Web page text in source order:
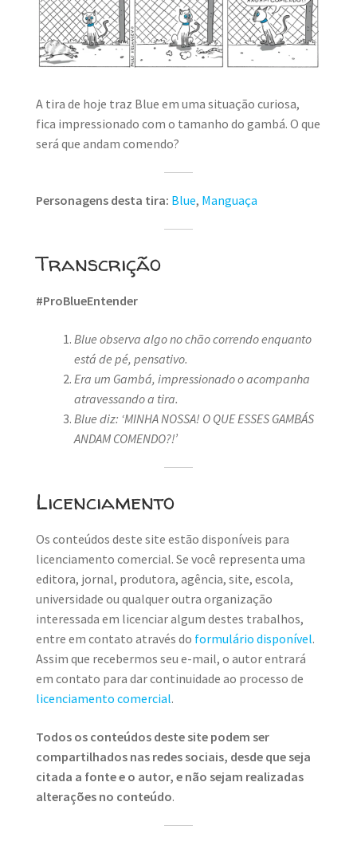
MINHA CONTA
CARRINHO
A tira de hoje traz Blue em uma situação curiosa,
fica impressionado com o tamanho do gambá. O que
será que andam comendo?
Personagens desta tira: Blue, Manguaça
Transcrição
#ProBlueEntender
Blue observa algo no chão correndo enquanto
está de pé, pensativo.
Era um Gambá, impressionado o acompanha
atravessando a tira.
Blue diz: ‘MINHA NOSSA! O QUE ESSES GAMBÁS
ANDAM COMENDO?!’
Licenciamento
Os conteúdos deste site estão disponíveis para
licenciamento comercial. Se você representa uma
editora, jornal, produtora, agência, site, escola,
universidade ou qualquer outra organização
interessada em licenciar algum destes trabalhos,
entre em contato através do formulário disponível.
Assim que recebermos seu e-mail, o autor entrará
em contato para dar continuidade ao processo de
licenciamento comercial.
Todos os conteúdos deste site podem ser
compartilhados nas redes sociais, desde que seja
citada a fonte e o autor, e não sejam realizadas
alterações no conteúdo.